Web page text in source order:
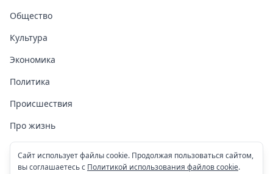
Общество
Культура
Экономика
Политика
Происшествия
Про жизнь
Здоровье
COVID-19
Сайт использует файлы cookie. Продолжая пользоваться сайтом,
вы соглашаетесь с Политикой использования файлов cookie.